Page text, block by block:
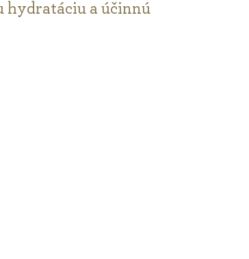
a účinnú